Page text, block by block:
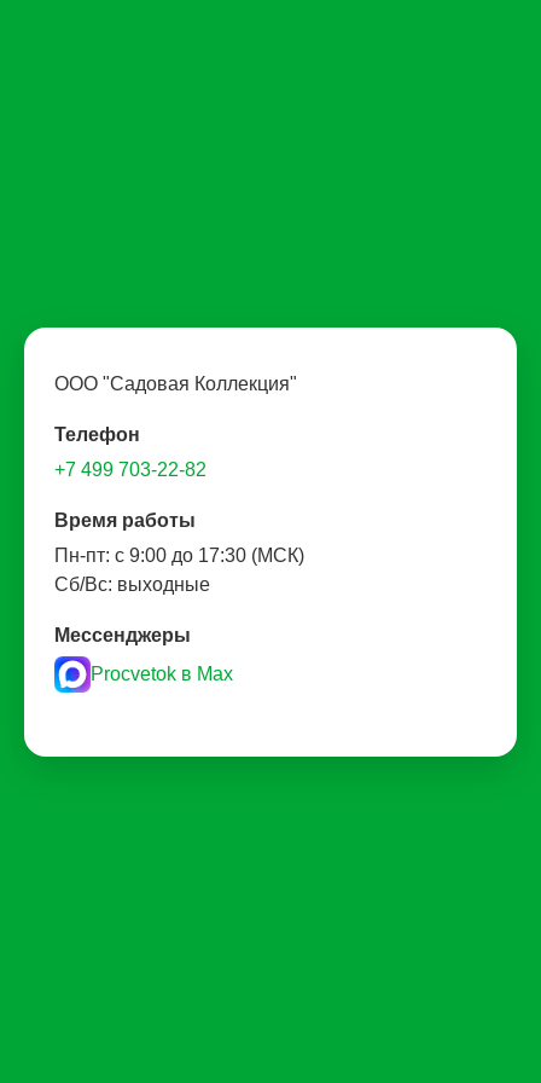
ООО "Садовая Коллекция"
Телефон
+7 499 703-22-82
Время работы
Пн-пт: с 9:00 до 17:30 (МСК)
Сб/Вс: выходные
Мессенджеры
Procvetok в Max